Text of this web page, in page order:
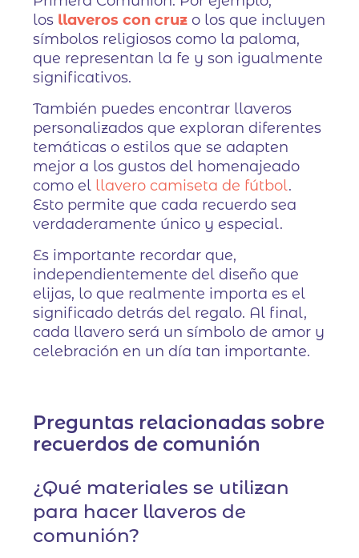
los llaveros con cruz o los que incluyen
símbolos religiosos como la paloma,
que representan la fe y son igualmente
significativos.
También puedes encontrar llaveros
personalizados que exploran diferentes
temáticas o estilos que se adapten
mejor a los gustos del homenajeado
como el llavero camiseta de fútbol.
Esto permite que cada recuerdo sea
verdaderamente único y especial.
Es importante recordar que,
independientemente del diseño que
elijas, lo que realmente importa es el
significado detrás del regalo. Al final,
cada llavero será un símbolo de amor y
celebración en un día tan importante.
Preguntas relacionadas sobre
recuerdos de comunión
¿Qué materiales se utilizan
para hacer llaveros de
comunión?